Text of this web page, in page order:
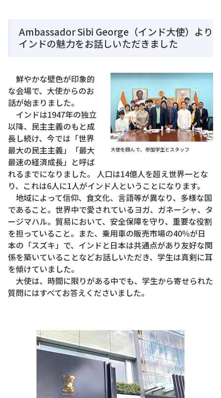
Ambassador Sibi George（インド大使）より
インドの魅力をお話しいただきました
大使を囲んで、参加学生とスタッフ
鮮やかな壁色が印象的
な会場で、大使からのお
話が始まりました。
インドは1947年の独立
以降、民主主義のもと成
長し続け、今では「世界
最大の民主主義」「最大
最速の経済成長」と呼ば
れるまでになりました。 人口は14億人を超え世界一とな
り、これは6人に1人がインド人ということになります。
地域によって信仰、食文化、言語等が異なり、多様な国
であること。世界中で愛されているヨガ、ガネーシャ、タ
ージマハル。貿易において、安全保障を守り、重要な役割
を担っていること。また、乗用車の販売市場の40％が日
本の「スズキ」で、インドと日本は共通点があり友好な関
係を築いていることなどお話しいただき、学生は真剣に耳
を傾けていました。
大使は、時間に限りがある中でも、学生から寄せられた
質問にはすべてお答えくださいました。